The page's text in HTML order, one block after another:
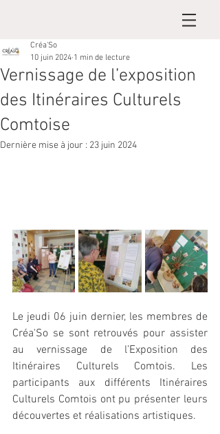
Vernissage de l’exposition
des Itinéraires Culturels
Comtoise
Créa'So
10 juin 2024 1 min de lecture
Dernière mise à jour : 23 juin 2024
Le jeudi 06 juin dernier, les membres de
Créa'So se sont retrouvés pour assister
au vernissage de l’Exposition des
Itinéraires Culturels Comtois. Les
participants aux différents Itinéraires
Culturels Comtois ont pu présenter leurs
découvertes et réalisations artistiques.